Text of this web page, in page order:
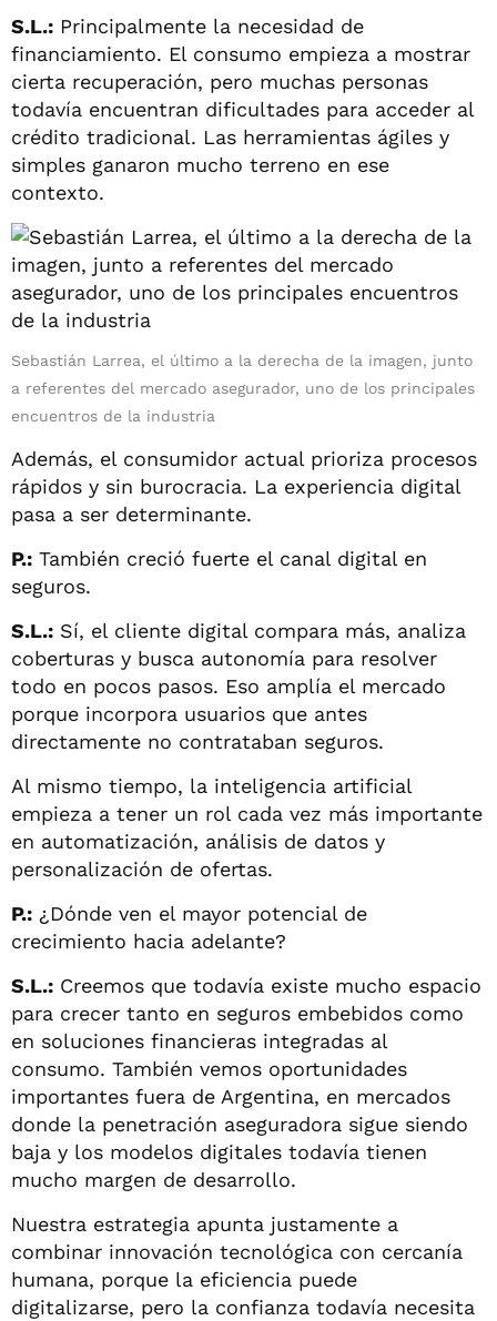
S.L.: Principalmente la necesidad de
financiamiento. El consumo empieza a mostrar
cierta recuperación, pero muchas personas
todavía encuentran dificultades para acceder al
crédito tradicional. Las herramientas ágiles y
simples ganaron mucho terreno en ese
contexto.
Sebastián Larrea, el último a la derecha de la imagen, junto
a referentes del mercado asegurador, uno de los principales
encuentros de la industria
Además, el consumidor actual prioriza procesos
rápidos y sin burocracia. La experiencia digital
pasa a ser determinante.
P.: También creció fuerte el canal digital en
seguros.
S.L.: Sí, el cliente digital compara más, analiza
coberturas y busca autonomía para resolver
todo en pocos pasos. Eso amplía el mercado
porque incorpora usuarios que antes
directamente no contrataban seguros.
Al mismo tiempo, la inteligencia artificial
empieza a tener un rol cada vez más importante
en automatización, análisis de datos y
personalización de ofertas.
P.: ¿Dónde ven el mayor potencial de
crecimiento hacia adelante?
S.L.: Creemos que todavía existe mucho espacio
para crecer tanto en seguros embebidos como
en soluciones financieras integradas al
consumo. También vemos oportunidades
importantes fuera de Argentina, en mercados
donde la penetración aseguradora sigue siendo
baja y los modelos digitales todavía tienen
mucho margen de desarrollo.
Nuestra estrategia apunta justamente a
combinar innovación tecnológica con cercanía
humana, porque la eficiencia puede
digitalizarse, pero la confianza todavía necesita